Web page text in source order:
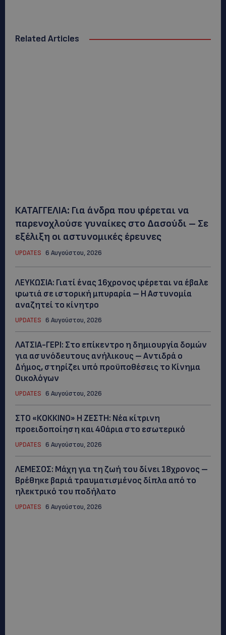
Related Articles
ΚΑΤΑΓΓΕΛΙΑ: Για άνδρα που φέρεται να
παρενοχλούσε γυναίκες στο Δασούδι – Σε
εξέλιξη οι αστυνομικές έρευνες
UPDATES 6 Αυγούστου, 2026
ΛΕΥΚΩΣΙΑ: Γιατί ένας 16χρονος φέρεται να έβαλε
φωτιά σε ιστορική μπυραρία – Η Αστυνομία
αναζητεί το κίνητρο
UPDATES 6 Αυγούστου, 2026
ΛΑΤΣΙΑ-ΓΕΡΙ: Στο επίκεντρο η δημιουργία δομών
για ασυνόδευτους ανήλικους – Αντιδρά ο
Δήμος, στηρίζει υπό προϋποθέσεις το Κίνημα
Οικολόγων
UPDATES 6 Αυγούστου, 2026
ΣΤΟ «ΚΟΚΚΙΝΟ» Η ΖΕΣΤΗ: Νέα κίτρινη
προειδοποίηση και 40άρια στο εσωτερικό
UPDATES 6 Αυγούστου, 2026
ΛΕΜΕΣΟΣ: Μάχη για τη ζωή του δίνει 18χρονος –
Βρέθηκε βαριά τραυματισμένος δίπλα από το
ηλεκτρικό του ποδήλατο
UPDATES 6 Αυγούστου, 2026